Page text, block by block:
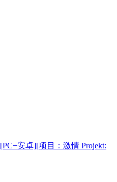
[PC+安卓][项目：激情 Projekt: